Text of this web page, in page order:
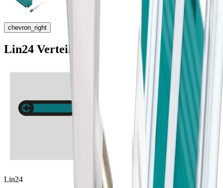
chevron_right
Lin24 Verteiler
Lin24